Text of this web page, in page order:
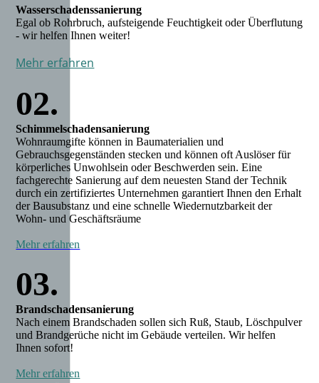
Wasserschadenssanierung
Egal ob Rohrbruch, aufsteigende Feuchtigkeit oder Überflutung
- wir helfen Ihnen weiter!
Mehr erfahren
02.
Schimmelschadensanierung
Wohnraumgifte können in Baumaterialien und
Gebrauchsgegenständen stecken und können oft Auslöser für
körperliches Unwohlsein oder Beschwerden sein. Eine
fachgerechte Sanierung auf dem neuesten Stand der Technik
durch ein zertifiziertes Unternehmen garantiert Ihnen den Erhalt
der Bausubstanz und eine schnelle Wiedernutzbarkeit der
Wohn- und Geschäftsräume
Mehr erfahren
03.
Brandschadensanierung
Nach einem Brandschaden sollen sich Ruß, Staub, Löschpulver
und Brandgerüche nicht im Gebäude verteilen. Wir helfen
Ihnen sofort!
Mehr erfahren